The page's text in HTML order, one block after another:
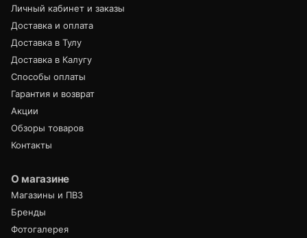
Личный кабинет и заказы
Доставка и оплата
Доставка в Тулу
Доставка в Калугу
Способы оплаты
Гарантия и возврат
Акции
Обзоры товаров
Контакты
О магазине
Магазины и ПВЗ
Бренды
Фотогалерея